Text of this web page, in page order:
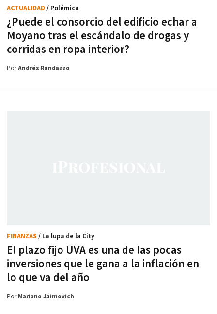
¿Puede el consorcio del edificio echar a
Moyano tras el escándalo de drogas y
corridas en ropa interior?
ACTUALIDAD / Polémica
PorAndrés Randazzo
El plazo fijo UVA es una de las pocas
inversiones que le gana a la inflación en
lo que va del año
FINANZAS / La lupa de la City
PorMariano Jaimovich